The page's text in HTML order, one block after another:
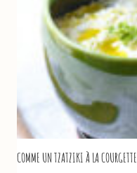
COMME UN TZATZIKI À LA COURGETTE…